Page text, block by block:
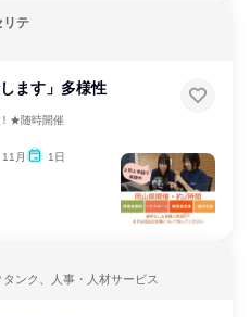
リテ
ます」多様性
★随時開催
月 1日
ンク、人事・人材サービス